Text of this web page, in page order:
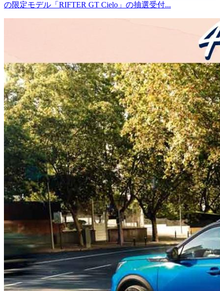
の限定モデル「RIFTER GT Cielo」の抽選受付...